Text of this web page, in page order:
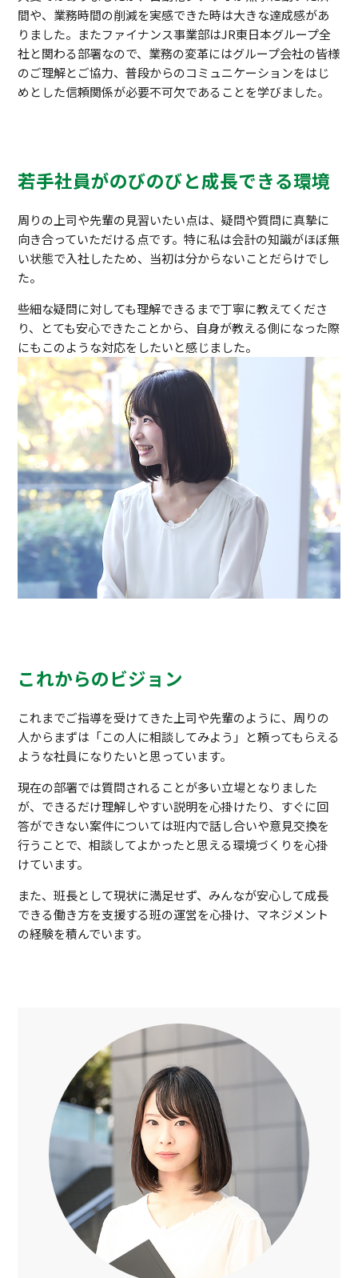
間や、業務時間の削減を実感できた時は大きな達成感があ
りました。またファイナンス事業部はJR東日本グループ全
社と関わる部署なので、業務の変革にはグループ会社の皆様
のご理解とご協力、普段からのコミュニケーションをはじ
めとした信頼関係が必要不可欠であることを学びました。
若手社員がのびのびと成長できる環境
周りの上司や先輩の見習いたい点は、疑問や質問に真摯に
向き合っていただける点です。特に私は会計の知識がほぼ無
い状態で入社したため、当初は分からないことだらけでし
た。
些細な疑問に対しても理解できるまで丁寧に教えてくださ
り、とても安心できたことから、自身が教える側になった際
にもこのような対応をしたいと感じました。
これからのビジョン
これまでご指導を受けてきた上司や先輩のように、周りの
人からまずは「この人に相談してみよう」と頼ってもらえる
ような社員になりたいと思っています。
現在の部署では質問されることが多い立場となりました
が、できるだけ理解しやすい説明を心掛けたり、すぐに回
答ができない案件については班内で話し合いや意見交換を
行うことで、相談してよかったと思える環境づくりを心掛
けています。
また、班長として現状に満足せず、みんなが安心して成長
できる働き方を支援する班の運営を心掛け、マネジメント
の経験を積んでいます。